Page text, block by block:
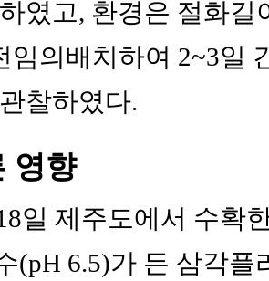
였고, 환경은 절화길
임의배치하여 2~3일
찰하였다.
영향
일 제주도에서 수확
(pH 6.5)가 든 삼각